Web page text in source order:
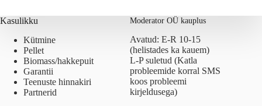
Kasulikku
Kütmine
Pellet
Biomass/hakkepuit
Garantii
Teenuste hinnakiri
Partnerid
Moderator OÜ kauplus
Avatud: E-R 10-15
(helistades ka kauem)
L-P suletud (Katla
probleemide korral SMS
koos probleemi
kirjeldusega)